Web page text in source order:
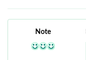
Note